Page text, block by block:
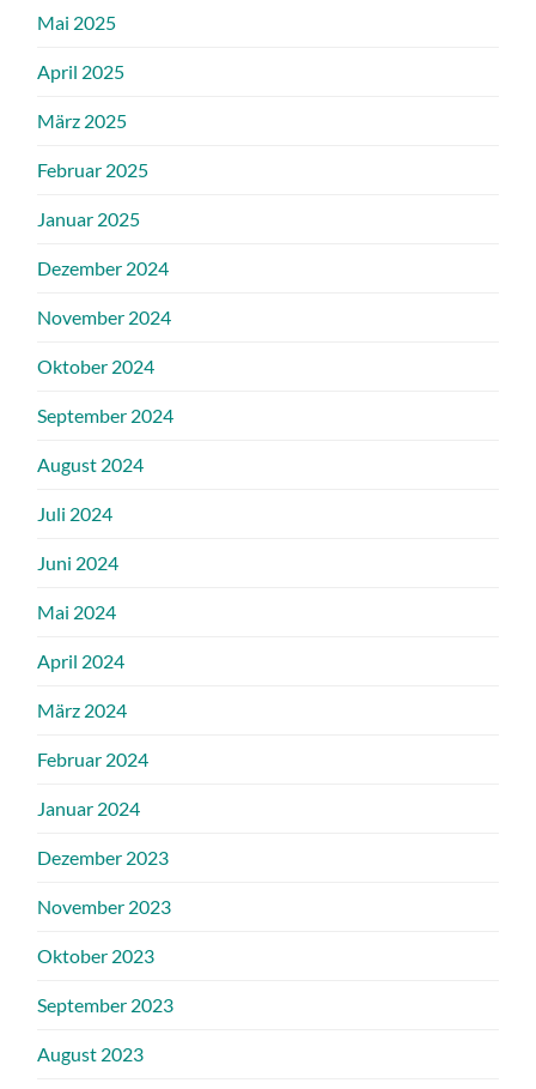
Mai 2025
April 2025
März 2025
Februar 2025
Januar 2025
Dezember 2024
November 2024
Oktober 2024
September 2024
August 2024
Juli 2024
Juni 2024
Mai 2024
April 2024
März 2024
Februar 2024
Januar 2024
Dezember 2023
November 2023
Oktober 2023
September 2023
August 2023